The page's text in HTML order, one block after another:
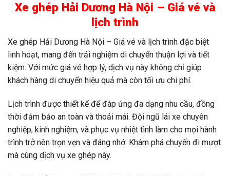
Xe ghép Hải Dương Hà Nội – Giá vé và
lịch trình
Xe ghép Hải Dương Hà Nội – Giá vé và lịch trình đặc biệt
linh hoạt, mang đến trải nghiệm di chuyển thuận lợi và tiết
kiệm. Với mức giá vé hợp lý, dịch vụ này không chỉ giúp
khách hàng di chuyển hiệu quả mà còn tối ưu chi phí.
Lịch trình được thiết kế để đáp ứng đa dạng nhu cầu, đồng
thời đảm bảo an toàn và thoải mái. Đội ngũ lái xe chuyên
nghiệp, kinh nghiệm, và phục vụ nhiệt tình làm cho mọi hành
trình trở nên trọn vẹn và đáng nhớ. Khám phá chuyến đi mượt
mà cùng dịch vụ xe ghép này.